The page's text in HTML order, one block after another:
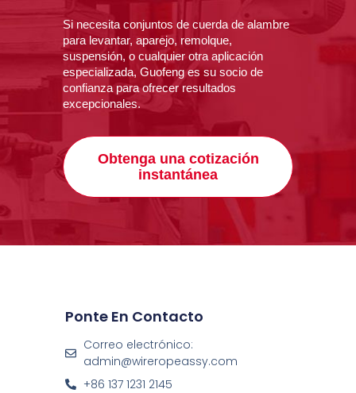
Si necesita conjuntos de cuerda de alambre
para levantar, aparejo, remolque,
suspensión, o cualquier otra aplicación
especializada, Guofeng es su socio de
confianza para ofrecer resultados
excepcionales.
Obtenga una cotización
instantánea
Ponte En Contacto
Correo electrónico:
admin@wireropeassy.com
+86 137 1231 2145